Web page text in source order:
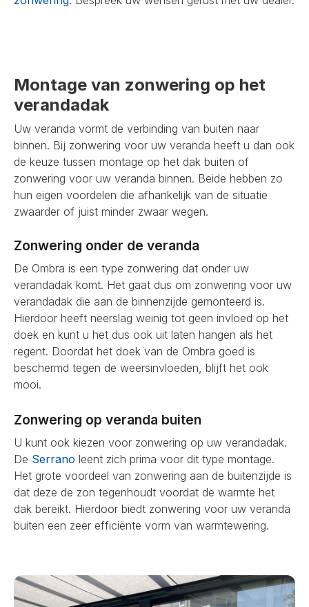
Montage van zonwering op het
verandadak
Uw veranda vormt de verbinding van buiten naar
binnen. Bij zonwering voor uw veranda heeft u dan ook
de keuze tussen montage op het dak buiten of
zonwering voor uw veranda binnen. Beide hebben zo
hun eigen voordelen die afhankelijk van de situatie
zwaarder of juist minder zwaar wegen.
Zonwering onder de veranda
De Ombra is een type zonwering dat onder uw
verandadak komt. Het gaat dus om zonwering voor uw
verandadak die aan de binnenzijde gemonteerd is.
Hierdoor heeft neerslag weinig tot geen invloed op het
doek en kunt u het dus ook uit laten hangen als het
regent. Doordat het doek van de Ombra goed is
beschermd tegen de weersinvloeden, blijft het ook
mooi.
Zonwering op veranda buiten
U kunt ook kiezen voor zonwering op uw verandadak.
De Serrano leent zich prima voor dit type montage.
Het grote voordeel van zonwering aan de buitenzijde is
dat deze de zon tegenhoudt voordat de warmte het
dak bereikt. Hierdoor biedt zonwering voor uw veranda
buiten een zeer efficiënte vorm van warmtewering.